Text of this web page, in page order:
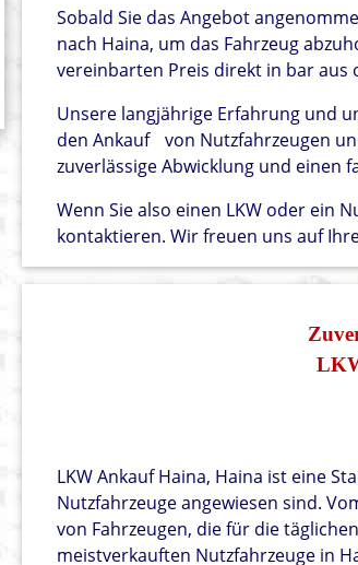
Sobald Sie das Angebot
nach Haina, um das Fahrzeug
vereinbarten Preis direkt in bar aus
Unsere langjährige Erfahrung und
den Ankauf
von Nutzfahrzeugen
zuverlässige Abwicklung und einen
Wenn Sie also einen LKW oder ein
kontaktieren. Wir freuen uns auf
LKW Ankauf Haina, Haina ist eine
Nutzfahrzeuge angewiesen sind.
von Fahrzeugen, die für die
meistverkauften Nutzfahrzeuge in